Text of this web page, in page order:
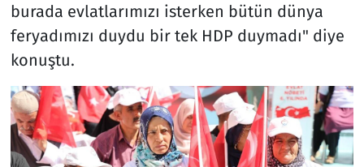
burada evlatlarımızı isterken bütün dünya
feryadımızı duydu bir tek HDP duymadı" diye
konuştu.